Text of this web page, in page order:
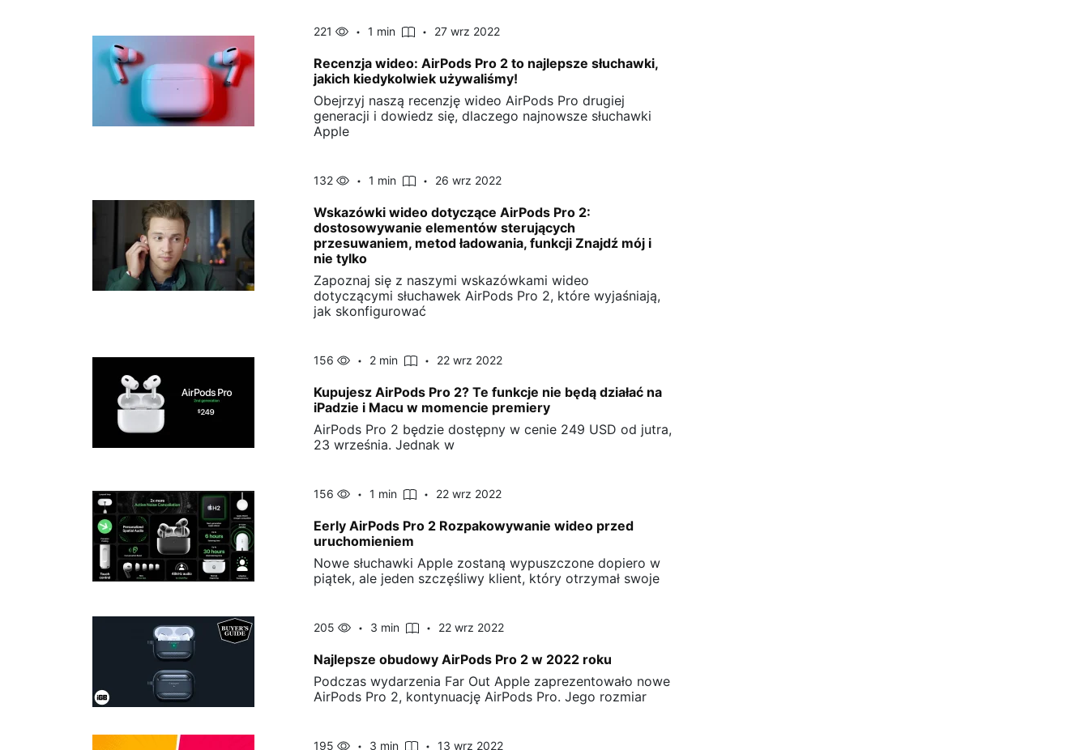
221 1 min 27 wrz 2022
Recenzja wideo: AirPods Pro 2 to najlepsze słuchawki,
jakich kiedykolwiek używaliśmy!
Obejrzyj naszą recenzję wideo AirPods Pro drugiej
generacji i dowiedz się, dlaczego najnowsze słuchawki
Apple
132 1 min 26 wrz 2022
Wskazówki wideo dotyczące AirPods Pro 2:
dostosowywanie elementów sterujących
przesuwaniem, metod ładowania, funkcji Znajdź mój i
nie tylko
Zapoznaj się z naszymi wskazówkami wideo
dotyczącymi słuchawek AirPods Pro 2, które wyjaśniają,
jak skonfigurować
156 2 min 22 wrz 2022
Kupujesz AirPods Pro 2? Te funkcje nie będą działać na
iPadzie i Macu w momencie premiery
AirPods Pro 2 będzie dostępny w cenie 249 USD od jutra,
23 września. Jednak w
156 1 min 22 wrz 2022
Eerly AirPods Pro 2 Rozpakowywanie wideo przed
uruchomieniem
Nowe słuchawki Apple zostaną wypuszczone dopiero w
piątek, ale jeden szczęśliwy klient, który otrzymał swoje
205 3 min 22 wrz 2022
Najlepsze obudowy AirPods Pro 2 w 2022 roku
Podczas wydarzenia Far Out Apple zaprezentowało nowe
AirPods Pro 2, kontynuację AirPods Pro. Jego rozmiar
195 3 min 13 wrz 2022